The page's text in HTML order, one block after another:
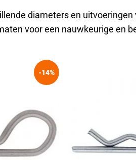
diameters en
voor een nauwkeurige en
-14%